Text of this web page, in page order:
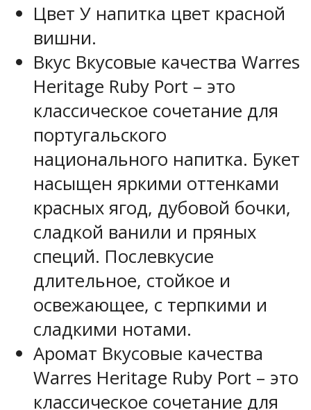
Цвет У напитка цвет красной
вишни.
Вкус Вкусовые качества Warres
Heritage Ruby Port – это
классическое сочетание для
португальского
национального напитка. Букет
насыщен яркими оттенками
красных ягод, дубовой бочки,
сладкой ванили и пряных
специй. Послевкусие
длительное, стойкое и
освежающее, с терпкими и
сладкими нотами.
Аромат Вкусовые качества
Warres Heritage Ruby Port – это
классическое сочетание для